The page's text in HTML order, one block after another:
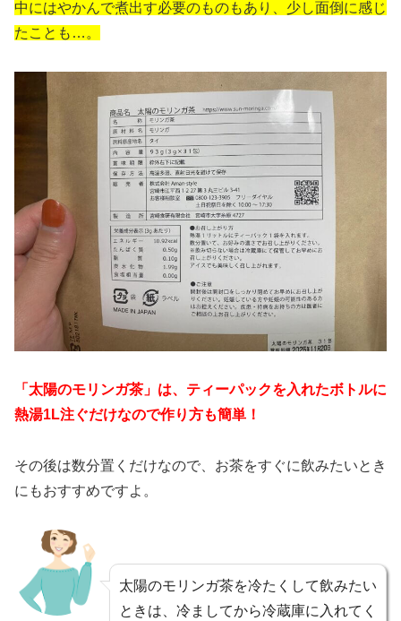
中にはやかんで煮出す必要のものもあり、少し面倒に感じ
たことも…。
「太陽のモリンガ茶」は、ティーパックを入れたボトルに
熱湯1L注ぐだけなので作り方も簡単！
その後は数分置くだけなので、お茶をすぐに飲みたいとき
にもおすすめですよ。
太陽のモリンガ茶を冷たくして飲みたい
ときは、冷ましてから冷蔵庫に入れてく